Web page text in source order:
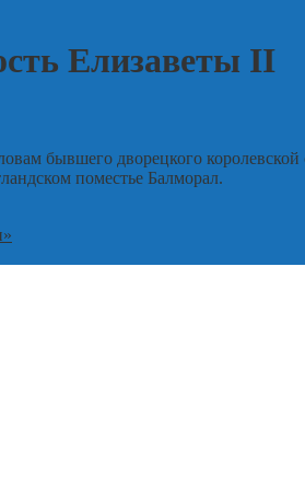
Елизаветы II
бывшего дворецкого королевской
поместье Балморал.